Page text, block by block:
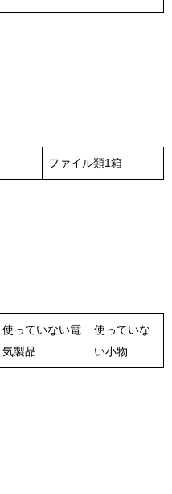
ファイル類1箱
使っていない電
気製品
使っていな
い小物